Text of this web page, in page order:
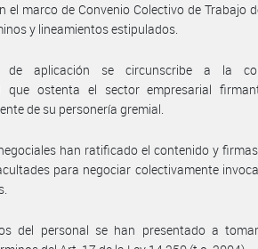
el marco de Convenio Colectivo de Trabajo
y lineamientos estipulados.
aplicación se circunscribe a la
que ostenta el sector empresarial
de su personería gremial.
han ratificado el contenido y
para negociar colectivamente
del personal se han presentado a